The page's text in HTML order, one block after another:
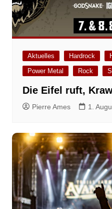
Aktuelles Hardrock
Power Metal
Rock
Die Eifel ruft,
Pierre Ames 1.